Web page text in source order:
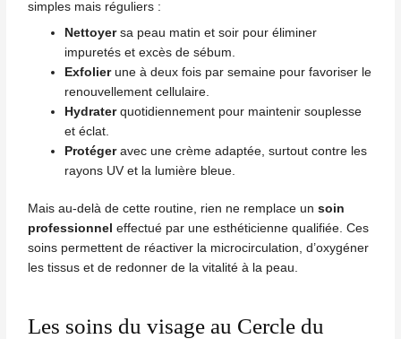
simples mais réguliers :
Nettoyersa peau matin et soir pour éliminer
impuretés et excès de sébum.
Exfolierune à deux fois par semaine pour favoriser le
renouvellement cellulaire.
Hydraterquotidiennement pour maintenir souplesse
et éclat.
Protégeravec une crème adaptée, surtout contre les
rayons UV et la lumière bleue.
Mais au-delà de cette routine, rien ne remplace unsoin
professionnel effectué par une esthéticienne qualifiée. Ces
soins permettent de réactiver la microcirculation, d’oxygéner
les tissus et de redonner de la vitalité à la peau.
Les soins du visage au Cercle du